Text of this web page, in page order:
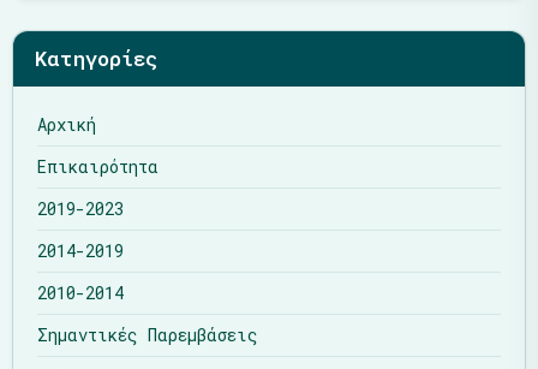
Κατηγορίες
Αρχική
Επικαιρότητα
2019-2023
2014-2019
2010-2014
Σημαντικές Παρεμβάσεις